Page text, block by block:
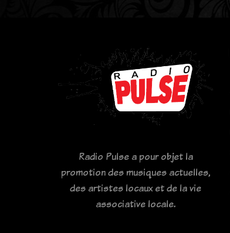
Radio Pulse a pour objet la
promotion des musiques actuelles,
des artistes locaux et de la vie
associative locale.